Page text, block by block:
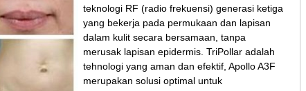
teknologi RF (radio frekuensi) generasi ketiga
yang bekerja pada permukaan dan lapisan
dalam kulit secara bersamaan, tanpa
merusak lapisan epidermis. TriPollar adalah
tehnologi yang aman dan efektif, Apollo A3F
merupakan solusi optimal untuk